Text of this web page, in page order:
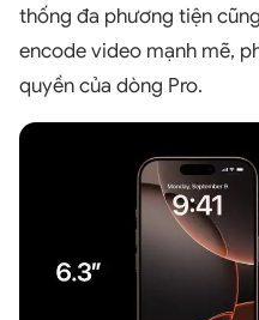
thống đa phương tiện
encode video mạnh mẽ,
quyền của dòng Pro.